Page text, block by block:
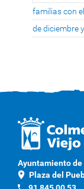
familias con
de diciembre
Ayuntamiento
location_on Plaza del